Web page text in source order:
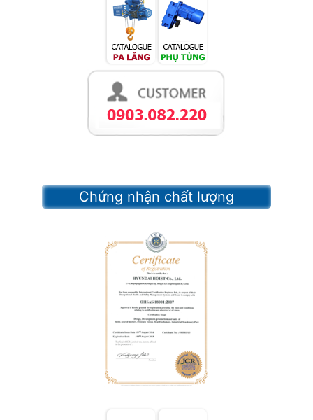
Chứng nhận chất lượng